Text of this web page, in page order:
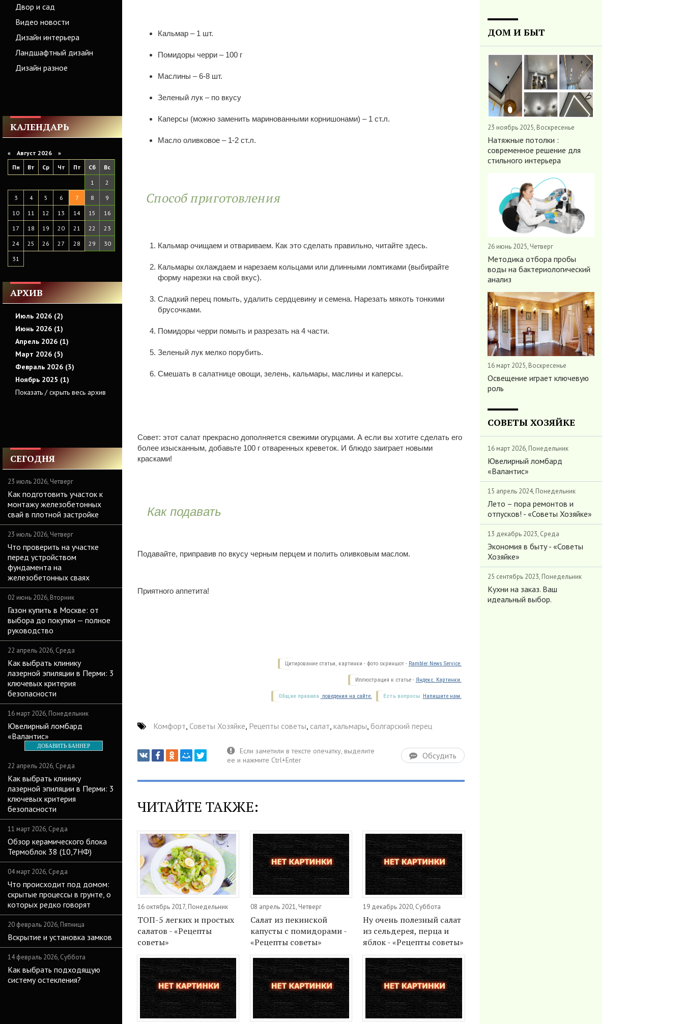
Двор и сад
Видео новости
Дизайн интерьера
Ландшафтный дизайн
Дизайн разное
КАЛЕНДАРЬ
« Август 2026 »
Пн
Вт Ср Чт Пт Сб
Вс
1
2
3
4 5 6 7 8
9
10
11 12 13 14 15
16
17
18 19 20 21 22
23
24
25 26 27 28 29
30
31
АРХИВ
Июль 2026 (2)
Июнь 2026 (1)
Апрель 2026 (1)
Март 2026 (5)
Февраль 2026 (3)
Ноябрь 2025 (1)
Показать / скрыть весь архив
СЕГОДНЯ
23 июль 2026, Четверг
Как подготовить участок к
монтажу железобетонных
свай в плотной застройке
23 июль 2026, Четверг
Что проверить на участке
перед устройством
фундамента на
железобетонных сваях
02 июнь 2026, Вторник
Газон купить в Москве: от
выбора до покупки — полное
руководство
22 апрель 2026, Среда
Как выбрать клинику
лазерной эпиляции в Перми: 3
ключевых критерия
безопасности
16 март 2026, Понедельник
Ювелирный ломбард
«Валантис»
ДОБАВИТЬ БАННЕР
22 апрель 2026, Среда
Как выбрать клинику
лазерной эпиляции в Перми: 3
ключевых критерия
безопасности
11 март 2026, Среда
Обзор керамического блока
Термоблок 38 (10,7НФ)
04 март 2026, Среда
Что происходит под домом:
скрытые процессы в грунте, о
которых редко говорят
20 февраль 2026, Пятница
Вскрытие и установка замков
14 февраль 2026, Суббота
Как выбрать подходящую
систему остекления?
Кальмар – 1 шт.
Помидоры черри – 100 г
Маслины – 6-8 шт.
Зеленый лук – по вкусу
Каперсы (можно заменить маринованными корнишонами) – 1 ст.л.
Масло оливковое – 1-2 ст.л.
Способ приготовления
Кальмар очищаем и отвариваем. Как это сделать правильно, читайте здесь.
Кальмары охлаждаем и нарезаем кольцами или длинными ломтиками (выбирайте
форму нарезки на свой вкус).
Сладкий перец помыть, удалить сердцевину и семена. Нарезать мякоть тонкими
брусочками.
Помидоры черри помыть и разрезать на 4 части.
Зеленый лук мелко порубить.
Смешать в салатнице овощи, зелень, кальмары, маслины и каперсы.
Совет: этот салат прекрасно дополняется свежими огурцами. А если вы хотите сделать его
более изысканным, добавьте 100 г отваренных креветок. И блюдо заиграет новыми
красками!
Как подавать
Подавайте, приправив по вкусу черным перцем и полить оливковым маслом.
Приятного аппетита!
Цитирование статьи, картинки - фото скриншот - Rambler News Service.
Иллюстрация к статье - Яндекс. Картинки.
Есть вопросы. Напишите нам.
Общие правила поведения на сайте.
Комфорт, Советы Хозяйке, Рецепты советы, салат, кальмары, болгарский перец
Обсудить
ЧИТАЙТЕ ТАКЖЕ:
16 октябрь 2017, Понедельник
ТОП-5 легких и простых
салатов - «Рецепты
советы»
08 апрель 2021, Четверг
Салат из пекинской
капусты с помидорами -
«Рецепты советы»
19 декабрь 2020, Суббота
Ну очень полезный салат
из сельдерея, перца и
яблок - «Рецепты советы»
ДОМ И БЫТ
23 ноябрь 2025, Воскресенье
Натяжные потолки :
современное решение для
стильного интерьера
26 июнь 2025, Четверг
Методика отбора пробы
воды на бактериологический
анализ
16 март 2025, Воскресенье
Освещение играет ключевую
роль
СОВЕТЫ ХОЗЯЙКЕ
16 март 2026, Понедельник
Ювелирный ломбард
«Валантис»
15 апрель 2024, Понедельник
Лето – пора ремонтов и
отпусков! - «Советы Хозяйке»
13 декабрь 2023, Среда
Экономия в быту - «Советы
Хозяйке»
25 сентябрь 2023, Понедельник
Кухни на заказ. Ваш
идеальный выбор.